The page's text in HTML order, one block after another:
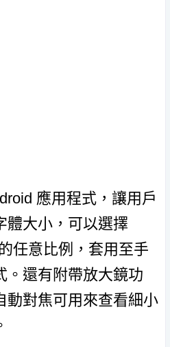
應用程式，讓用戶
體大小，可以選擇
任意比例，套用至手
。還有附帶放大鏡功
動對焦可用來查看細小